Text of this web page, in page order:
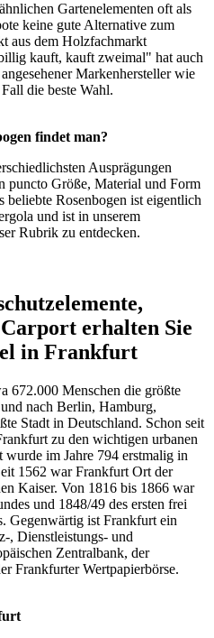
Gartenelementen oft als
keine gute Alternative zum
aus dem Holzfachmarkt
kauft, kauft zweimal" hat auch
Markenhersteller wie
die beste Wahl.
findet man?
Ausprägungen
puncto Größe, Material und Form
beliebte Rosenbogen ist eigentlich
und ist in unserem
Rubrik zu entdecken.
erhalten Sie
in Frankfurt
672.000 Menschen die größte
nach Berlin, Hamburg,
Stadt in Deutschland. Schon seit
zu den wichtigen urbanen
im Jahre 794 erstmalig in
1562 war Frankfurt Ort der
Kaiser. Von 1816 bis 1866 war
und 1848/49 des ersten frei
Gegenwärtig ist Frankfurt ein
, Dienstleistungs- und
Zentralbank, der
Frankfurter Wertpapierbörse.